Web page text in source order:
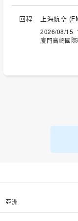
回程 上海航空 (
2026/08/15
廈門高崎國
亞洲